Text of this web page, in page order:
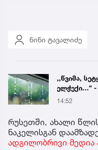
ნინი ტავალიძე
,,წვიმა,
ელჭექი…“ -
უარესდება
14:52
რუსეთში, ახალი
ნაკელისგან
ადგილობრივი მედია